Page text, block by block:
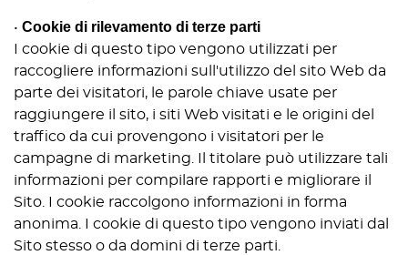
• Cookie di rilevamento di terze parti
I cookie di questo tipo vengono utilizzati per
raccogliere informazioni sull'utilizzo del sito Web da
parte dei visitatori, le parole chiave usate per
raggiungere il sito, i siti Web visitati e le origini del
traffico da cui provengono i visitatori per le
campagne di marketing. Il titolare può utilizzare tali
informazioni per compilare rapporti e migliorare il
Sito. I cookie raccolgono informazioni in forma
anonima. I cookie di questo tipo vengono inviati dal
Sito stesso o da domini di terze parti.